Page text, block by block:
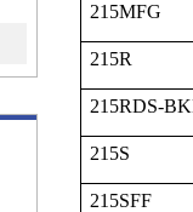
215MFG
215R
215RDS-
215S
215SFF